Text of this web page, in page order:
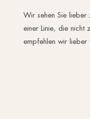
Wir sehen Sie lieber
einer Linie, die nicht
empfehlen wir lieber